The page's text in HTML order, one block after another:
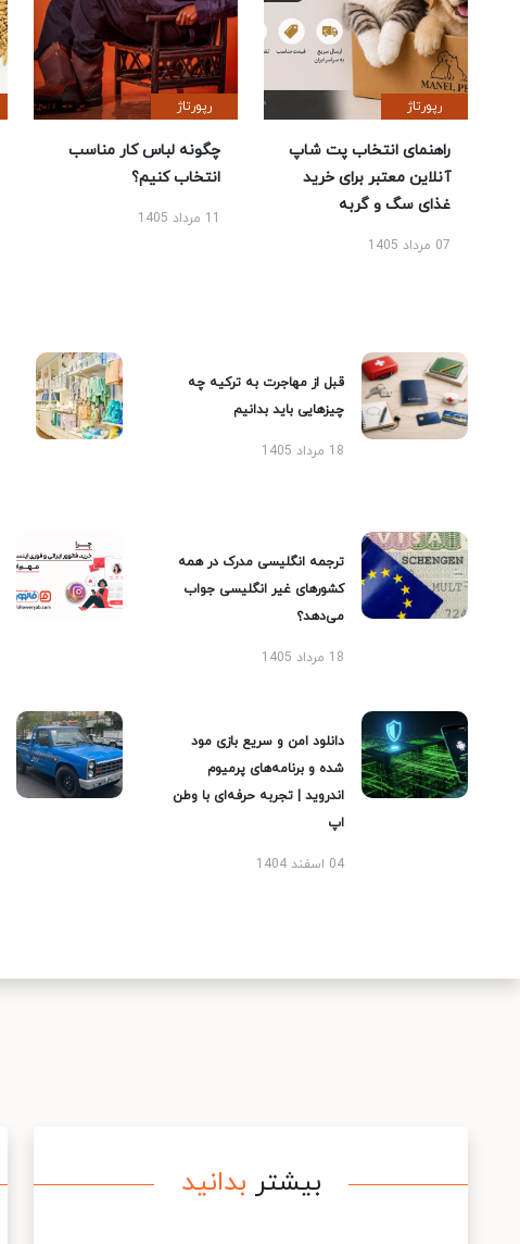
رپورتاژ
راهنمای انتخاب پت شاپ
آنلاین معتبر برای خرید
غذای سگ و گربه
07 مرداد 1405
رپورتاژ
چگونه لباس کار مناسب
انتخاب کنیم؟
11 مرداد 1405
قبل از مهاجرت به ترکیه چه
چیزهایی باید بدانیم
18 مرداد 1405
ترجمه انگلیسی مدرک در همه
کشورهای غیر انگلیسی جواب
می‌دهد؟
18 مرداد 1405
دانلود امن و سریع بازی مود
شده و برنامه‌های پرمیوم
اندروید | تجربه حرفه‌ای با وطن
اپ
04 اسفند 1404
بیشتر بدانید